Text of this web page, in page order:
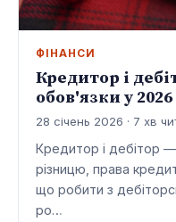
ФІНАНСИ
Кредитор і
обов'язки у 2026
28 січень 2026 · 7 хв
Кредитор і дебітор
різницю, права
що робити з
ро…